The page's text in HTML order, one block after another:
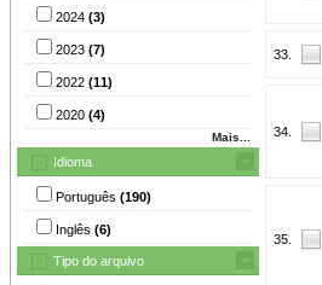
2024 (3)
2023 (7)
2022 (11)
2020 (4)
Mais...
Idioma
Português (190)
Inglês (6)
Tipo do arquivo
33.
34.
35.